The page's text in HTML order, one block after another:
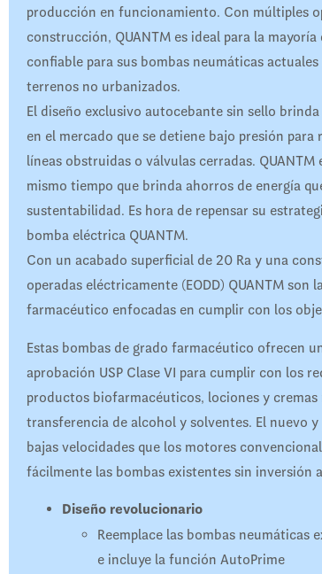
producción en funcionamiento. Con múltiples
construcción, QUANTM es ideal para la
confiable para sus bombas neumáticas
terrenos no urbanizados.
El diseño exclusivo autocebante sin sello
en el mercado que se detiene bajo presión
líneas obstruidas o válvulas cerradas.
mismo tiempo que brinda ahorros de energía
sustentabilidad. Es hora de repensar su
bomba eléctrica QUANTM.
Con un acabado superficial de 20 Ra y una
operadas eléctricamente (EODD) QUANTM
farmacéutico enfocadas en cumplir con los
Estas bombas de grado farmacéutico ofrecen
aprobación USP Clase VI para cumplir con los
productos biofarmacéuticos, lociones y
transferencia de alcohol y solventes. El nuevo
bajas velocidades que los motores
fácilmente las bombas existentes sin
Diseño revolucionario
Reemplace las bombas
e incluye la función AutoPrime